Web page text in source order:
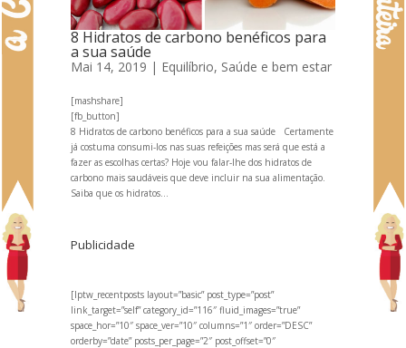
8 Hidratos de carbono benéficos para
a sua saúde
Mai 14, 2019 | Equilíbrio, Saúde e bem estar
[mashshare]
[fb_button]
8 Hidratos de carbono benéficos para a sua saúde Certamente
já costuma consumi-los nas suas refeições mas será que está a
fazer as escolhas certas? Hoje vou falar-lhe dos hidratos de
carbono mais saudáveis que deve incluir na sua alimentação.
Saiba que os hidratos...
Publicidade
[lptw_recentposts layout=”basic” post_type=”post”
link_target=”self” category_id=”116″ fluid_images=”true”
space_hor=”10″ space_ver=”10″ columns=”1″ order=”DESC”
orderby=”date” posts_per_page=”2″ post_offset=”0″